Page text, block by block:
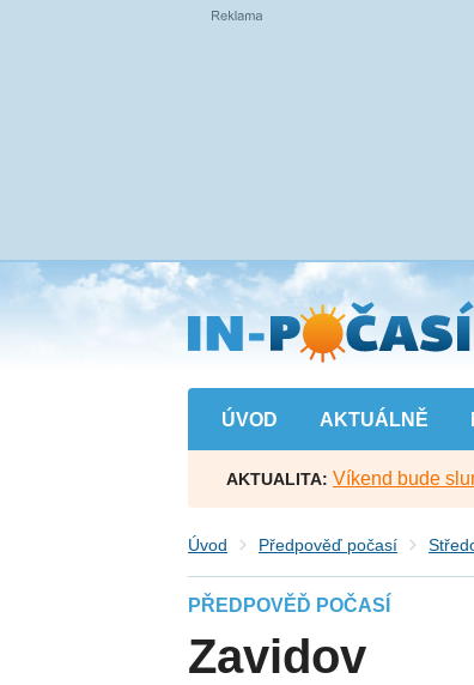
Přejít
na
hlavní
obsah
ÚVOD AKTUÁLNĚ
AKTUALITA: Víkend bude
Úvod Předpověď počasí
PŘEDPOVĚĎ POČASÍ
Zavidov